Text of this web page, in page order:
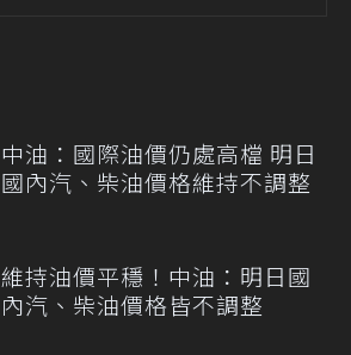
中油：國際油價仍處高檔 明日
國內汽、柴油價格維持不調整
維持油價平穩！中油：明日國
內汽、柴油價格皆不調整